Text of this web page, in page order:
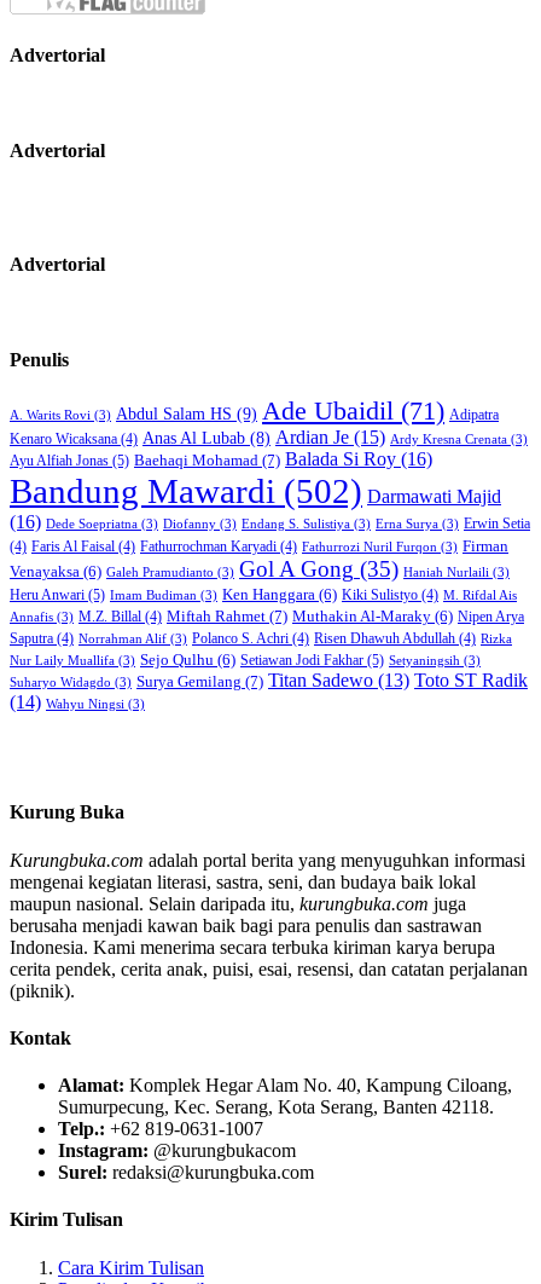
Advertorial
Advertorial
Advertorial
Penulis
A. Warits Rovi (3) Abdul Salam HS (9) Ade Ubaidil (71) Adipatra
Kenaro Wicaksana (4) Anas Al Lubab (8) Ardian Je (15) Ardy Kresna Crenata (3)
Ayu Alfiah Jonas (5) Baehaqi Mohamad (7) Balada Si Roy (16)
Bandung Mawardi (502) Darmawati Majid
(16) Dede Soepriatna (3) Diofanny (3) Endang S. Sulistiya (3) Erna Surya (3) Erwin Setia
(4) Faris Al Faisal (4) Fathurrochman Karyadi (4) Fathurrozi Nuril Furqon (3) Firman
Venayaksa (6) Galeh Pramudianto (3) Gol A Gong (35) Haniah Nurlaili (3)
Heru Anwari (5) Imam Budiman (3) Ken Hanggara (6) Kiki Sulistyo (4) M. Rifdal Ais
Annafis (3) M.Z. Billal (4) Miftah Rahmet (7) Muthakin Al-Maraky (6) Nipen Arya
Saputra (4) Norrahman Alif (3) Polanco S. Achri (4) Risen Dhawuh Abdullah (4) Rizka
Nur Laily Muallifa (3) Sejo Qulhu (6) Setiawan Jodi Fakhar (5) Setyaningsih (3)
Suharyo Widagdo (3) Surya Gemilang (7) Titan Sadewo (13) Toto ST Radik
(14) Wahyu Ningsi (3)
Kurung Buka
Kurungbuka.com adalah portal berita yang menyuguhkan informasi
mengenai kegiatan literasi, sastra, seni, dan budaya baik lokal
maupun nasional. Selain daripada itu, kurungbuka.com juga
berusaha menjadi kawan baik bagi para penulis dan sastrawan
Indonesia. Kami menerima secara terbuka kiriman karya berupa
cerita pendek, cerita anak, puisi, esai, resensi, dan catatan perjalanan
(piknik).
Kontak
Alamat: Komplek Hegar Alam No. 40, Kampung Ciloang,
Sumurpecung, Kec. Serang, Kota Serang, Banten 42118.
Telp.: +62 819-0631-1007
Instagram: @kurungbukacom
Surel: redaksi@kurungbuka.com
Kirim Tulisan
Cara Kirim Tulisan